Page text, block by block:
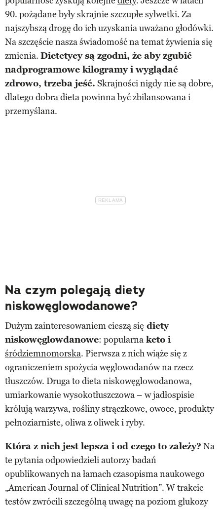
90. pożądane były skrajnie szczupłe sylwetki. Za
najszybszą drogę do ich uzyskania uważano głodówki.
Na szczęście nasza świadomość na temat żywienia się
zmienia. Dietetycy są zgodni, że aby zgubić
nadprogramowe kilogramy i wyglądać
zdrowo, trzeba jeść. Skrajności nigdy nie są dobre,
dlatego dobra dieta powinna być zbilansowana i
przemyślana.
Na czym polegają diety
niskowęglowodanowe?
Dużym zainteresowaniem cieszą się diety
niskowęglowdanowe: popularna keto i
śródziemnomorska. Pierwsza z nich wiąże się z
ograniczeniem spożycia węglowodanów na rzecz
tłuszczów. Druga to dieta niskowęglowodanowa,
umiarkowanie wysokotłuszczowa – w jadłospisie
królują warzywa, rośliny strączkowe, owoce, produkty
pełnoziarniste, oliwa z oliwek i ryby.
Która z nich jest lepsza i od czego to zależy? Na
te pytania odpowiedzieli autorzy badań
opublikowanych na łamach czasopisma naukowego
„American Journal of Clinical Nutrition”. W trakcie
testów zwrócili szczególną uwagę na poziom glukozy